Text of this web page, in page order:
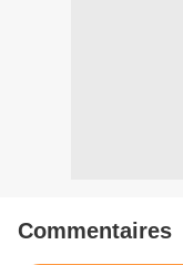
Commentaires